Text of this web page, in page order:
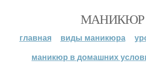
МАНИКЮР
главная виды маникюра
маникюр в домашних